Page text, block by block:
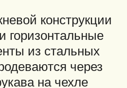
конструкции
горизонтальные
из стальных
через
на чехле